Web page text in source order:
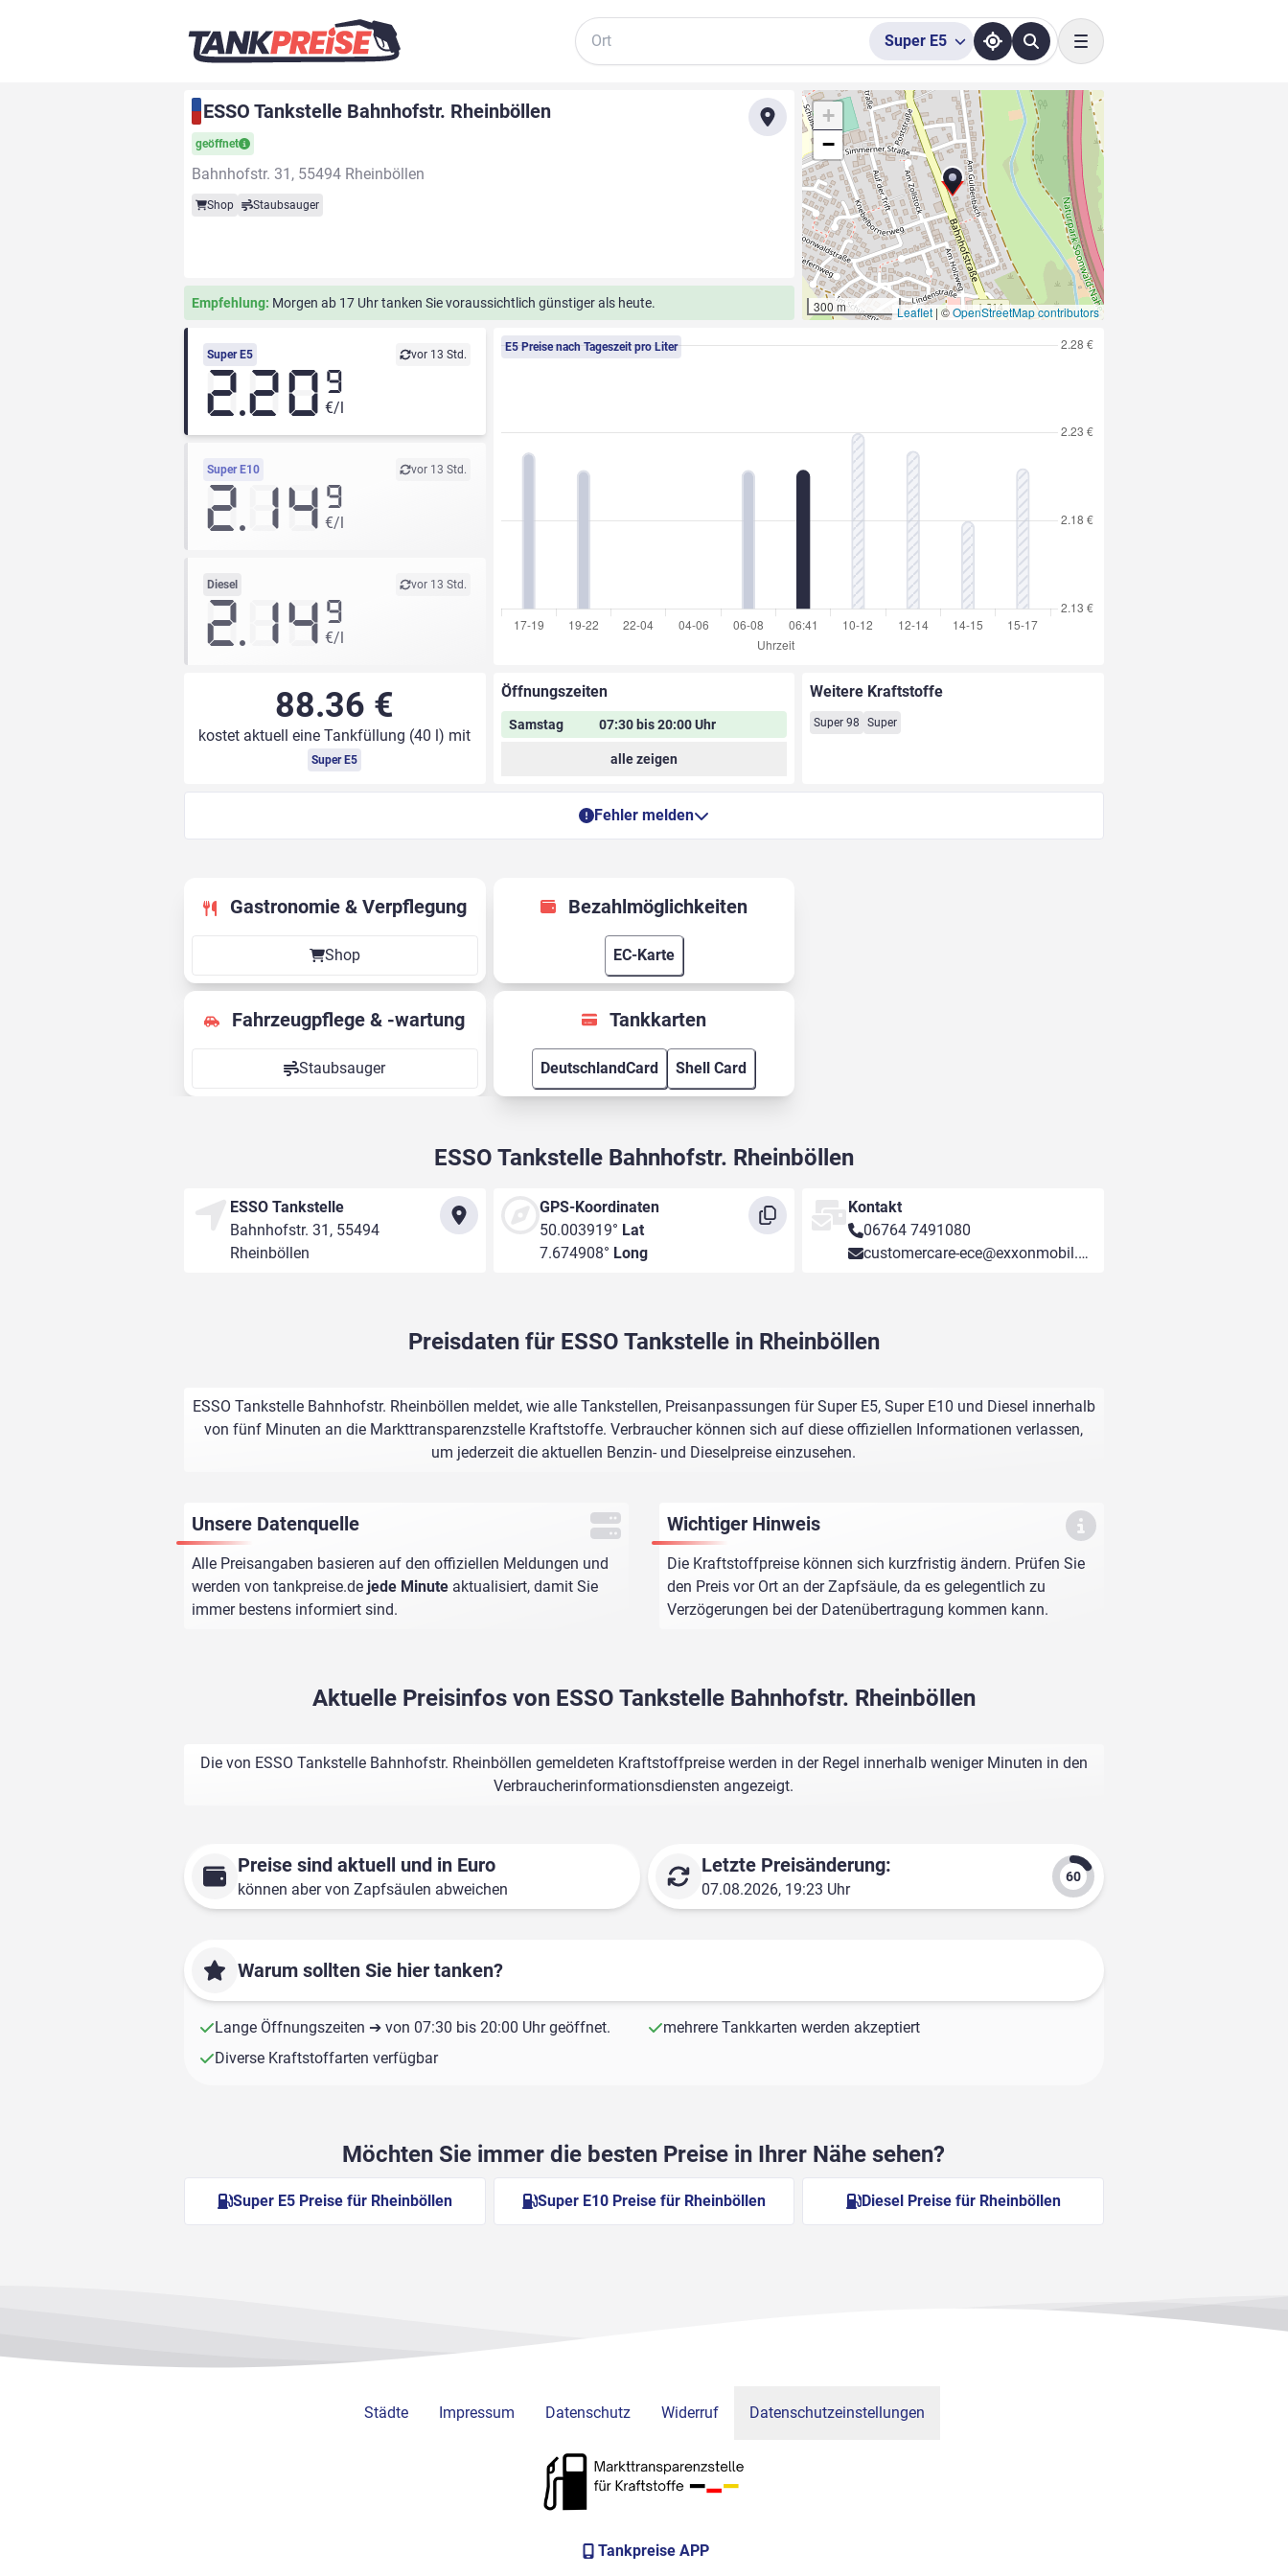
Suche
Super E5
Toggle navigation
ESSO Tankstelle Bahnhofstr. Rheinböllen
geöffnet
Bahnhofstr. 31, 55494 Rheinböllen
Shop Staubsauger
Empfehlung: Morgen ab 17 Uhr tanken Sie voraussichtlich günstiger als heute.
+
−
300 m Leaflet | ©OpenStreetMap contributors
Super E5 vor 13 Std.
2.20 9
€/l
Super E10 vor 13 Std.
2.14 9
€/l
Diesel vor 13 Std.
2.14 9
€/l
E5 Preise nach Tageszeit pro Liter
88.36 €
kostet aktuell eine Tankfüllung (40 l) mit
Super E5
Öffnungszeiten
Samstag 07:30 bis 20:00 Uhr
alle zeigen
Weitere Kraftstoffe
Super 98 Super
Fehler melden
Gastronomie & Verpflegung
Shop
Fahrzeugpflege & -wartung
Staubsauger
Bezahlmöglichkeiten
EC-Karte
Tankkarten
DeutschlandCard Shell Card
ESSO Tankstelle Bahnhofstr. Rheinböllen
ESSO Tankstelle
Bahnhofstr. 31, 55494
Rheinböllen
GPS-Koordinaten
50.003919° Lat
7.674908° Long
Kontakt
06764 7491080
customercare-ece@exxonmobil.com
Preisdaten für ESSO Tankstelle in Rheinböllen
ESSO Tankstelle Bahnhofstr. Rheinböllen meldet, wie alle Tankstellen, Preisanpassungen für Super E5, Super E10 und Diesel innerhalb
von fünf Minuten an die Markttransparenzstelle Kraftstoffe. Verbraucher können sich auf diese offiziellen Informationen verlassen,
um jederzeit die aktuellen Benzin- und Dieselpreise einzusehen.
Unsere Datenquelle
Alle Preisangaben basieren auf den offiziellen Meldungen und
werden von tankpreise.de jede Minute aktualisiert, damit Sie
immer bestens informiert sind.
Wichtiger Hinweis
Die Kraftstoffpreise können sich kurzfristig ändern. Prüfen Sie
den Preis vor Ort an der Zapfsäule, da es gelegentlich zu
Verzögerungen bei der Datenübertragung kommen kann.
Aktuelle Preisinfos von ESSO Tankstelle Bahnhofstr. Rheinböllen
Die von ESSO Tankstelle Bahnhofstr. Rheinböllen gemeldeten Kraftstoffpreise werden in der Regel innerhalb weniger Minuten in den
Verbraucherinformationsdiensten angezeigt.
Preise sind aktuell und in Euro
können aber von Zapfsäulen abweichen
Letzte Preisänderung:
07.08.2026, 19:23 Uhr
Warum sollten Sie hier tanken?
Lange Öffnungszeiten ➔ von 07:30 bis 20:00 Uhr geöffnet.
mehrere Tankkarten werden akzeptiert
Diverse Kraftstoffarten verfügbar
Möchten Sie immer die besten Preise in Ihrer Nähe sehen?
Super E5 Preise für Rheinböllen Super E10 Preise für Rheinböllen Diesel Preise für Rheinböllen
Städte Impressum Datenschutz Widerruf Datenschutzeinstellungen
Tankpreise APP